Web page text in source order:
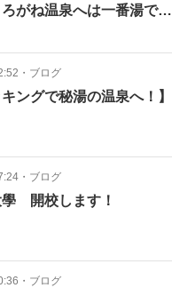
がね温泉へは一番湯で飛
・ ブログ
キングで秘湯の温泉へ！】
・ ブログ
開校します！
・ ブログ